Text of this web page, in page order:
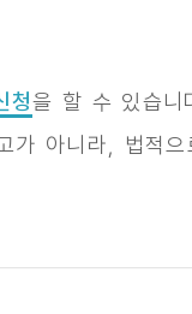
청을 할 수 있습니
아니라, 법적